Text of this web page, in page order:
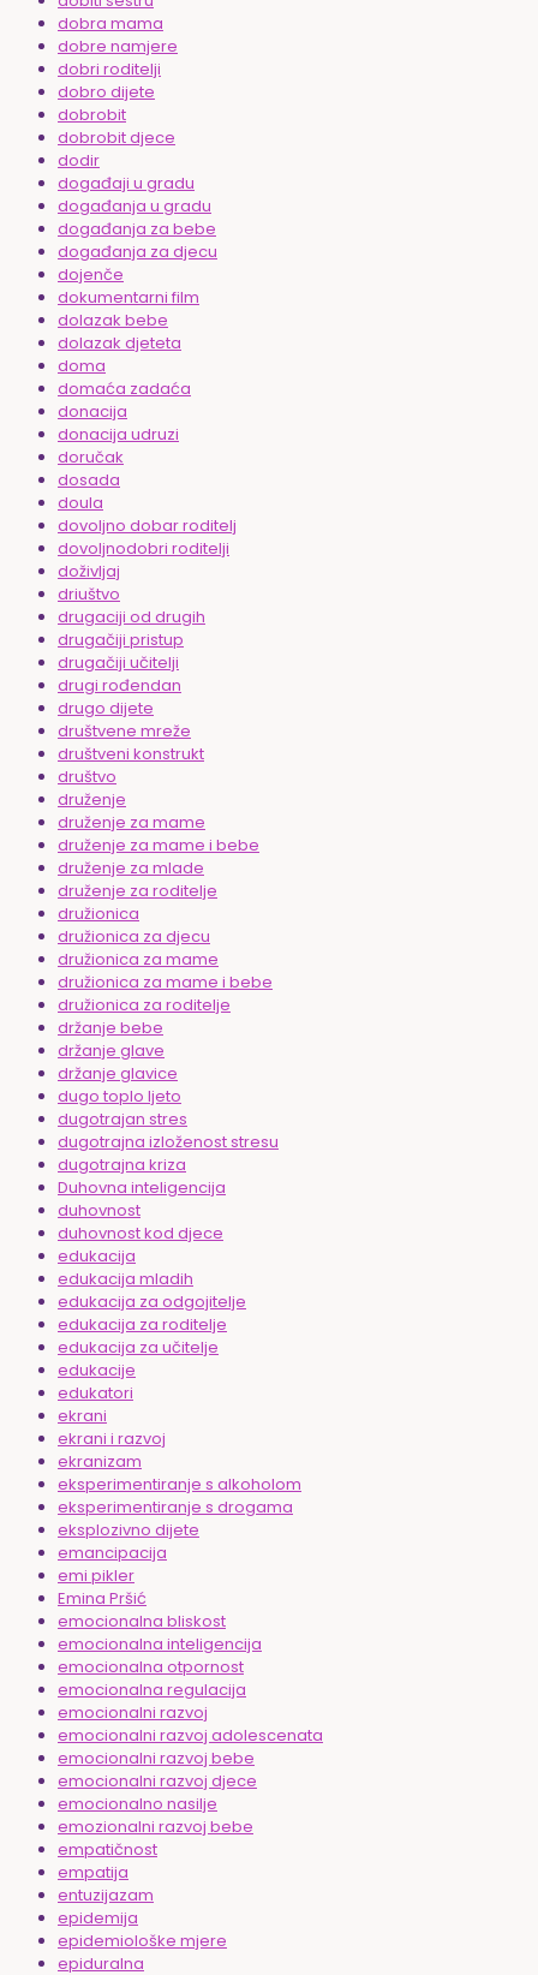
dobra mama
dobre namjere
dobri roditelji
dobro dijete
dobrobit
dobrobit djece
dodir
događaji u gradu
događanja u gradu
događanja za bebe
događanja za djecu
dojenče
dokumentarni film
dolazak bebe
dolazak djeteta
doma
domaća zadaća
donacija
donacija udruzi
doručak
dosada
doula
dovoljno dobar roditelj
dovoljnodobri roditelji
doživljaj
driuštvo
drugaciji od drugih
drugačiji pristup
drugačiji učitelji
drugi rođendan
drugo dijete
društvene mreže
društveni konstrukt
društvo
druženje
druženje za mame
druženje za mame i bebe
druženje za mlade
druženje za roditelje
družionica
družionica za djecu
družionica za mame
družionica za mame i bebe
družionica za roditelje
držanje bebe
držanje glave
držanje glavice
dugo toplo ljeto
dugotrajan stres
dugotrajna izloženost stresu
dugotrajna kriza
Duhovna inteligencija
duhovnost
duhovnost kod djece
edukacija
edukacija mladih
edukacija za odgojitelje
edukacija za roditelje
edukacija za učitelje
edukacije
edukatori
ekrani
ekrani i razvoj
ekranizam
eksperimentiranje s alkoholom
eksperimentiranje s drogama
eksplozivno dijete
emancipacija
emi pikler
Emina Pršić
emocionalna bliskost
emocionalna inteligencija
emocionalna otpornost
emocionalna regulacija
emocionalni razvoj
emocionalni razvoj adolescenata
emocionalni razvoj bebe
emocionalni razvoj djece
emocionalno nasilje
emozionalni razvoj bebe
empatičnost
empatija
entuzijazam
epidemija
epidemiološke mjere
epiduralna